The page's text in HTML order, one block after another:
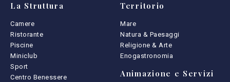
La Struttura
Camere
Ristorante
Piscine
Miniclub
Sport
Centro Benessere
Territorio
Mare
Natura & Paesaggi
Religione & Arte
Enogastronomia
Animazione e Servizi